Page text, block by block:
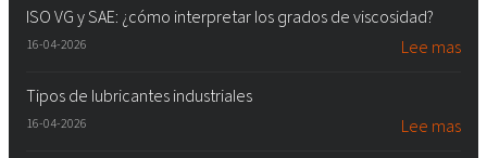
ISO VG y SAE: ¿cómo interpretar los grados de viscosidad?
16-04-2026 Lee mas
Tipos de lubricantes industriales
16-04-2026 Lee mas